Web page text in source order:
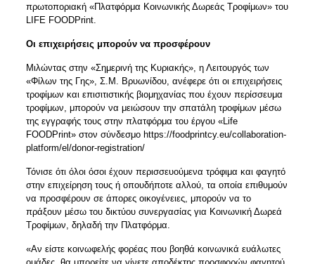
πρωτοποριακή «Πλατφόρμα Κοινωνικής Δωρεάς Τροφίμων» του
LIFE FOODPrint.
Οι επιχειρήσεις μπορούν να προσφέρουν
Μιλώντας στην «Σημερινή της Κυριακής», η Λειτουργός των
«Φίλων της Γης», Σ.Μ. Βρυωνίδου, ανέφερε ότι οι επιχειρήσεις
τροφίμων και επισιτιστικής βιομηχανίας που έχουν περίσσευμα
τροφίμων, μπορούν να μειώσουν την σπατάλη τροφίμων μέσω
της εγγραφής τους στην πλατφόρμα του έργου «Life
FOODPrint» στον σύνδεσμο https://foodprintcy.eu/collaboration-
platform/el/donor-registration/
Τόνισε ότι όλοι όσοι έχουν περισσευούμενα τρόφιμα και φαγητό
στην επιχείρηση τους ή οπουδήποτε αλλού, τα οποία επιθυμούν
να προσφέρουν σε άπορες οικογένειες, μπορούν να το
πράξουν μέσω του δικτύου συνεργασίας για Κοινωνική Δωρεά
Τροφίμων, δηλαδή την Πλατφόρμα.
«Αν είστε κοινωφελής φορέας που βοηθά κοινωνικά ευάλωτες